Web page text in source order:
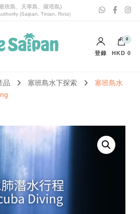
塞班島旅遊｜塞班島自由行套票
登錄
0
HKD 0
購物車內沒有任何商品。
品 塞班島水下探索
塞班島水